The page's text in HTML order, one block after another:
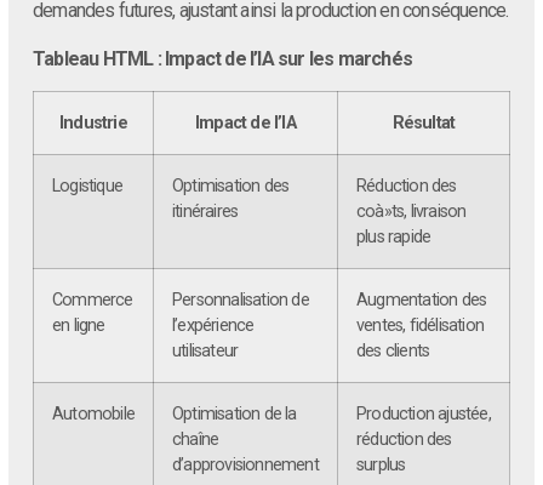
demandes futures, ajustant ainsi la production en conséquence.
Tableau HTML : Impact de l’IA sur les marchés
Industrie Impact de l’IA Résultat
Logistique
Optimisation des
itinéraires
Réduction des
coà»ts, livraison
plus rapide
Commerce
en ligne
Personnalisation de
l’expérience
utilisateur
Augmentation des
ventes, fidélisation
des clients
Automobile
Optimisation de la
chaîne
d’approvisionnement
Production ajustée,
réduction des
surplus